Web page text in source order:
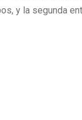
y la segunda